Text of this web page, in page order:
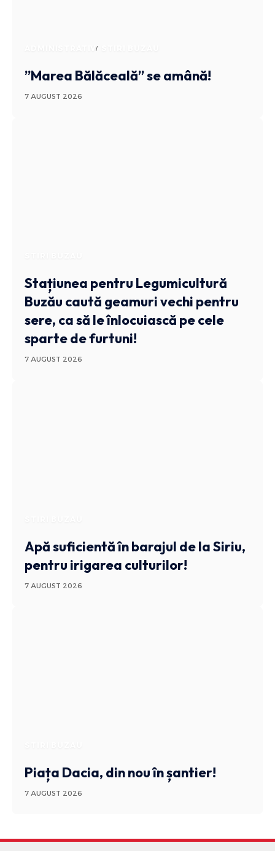
ADMINISTRATIV
”Marea Bălăceală” se amână!
7 AUGUST 2026
Stațiunea pentru Legumicultură
Buzău caută geamuri vechi pentru
sere, ca să le înlocuiască pe cele
sparte de furtuni!
7 AUGUST 2026
Apă suficientă în barajul de la Siriu,
pentru irigarea culturilor!
7 AUGUST 2026
Piața Dacia, din nou în șantier!
7 AUGUST 2026